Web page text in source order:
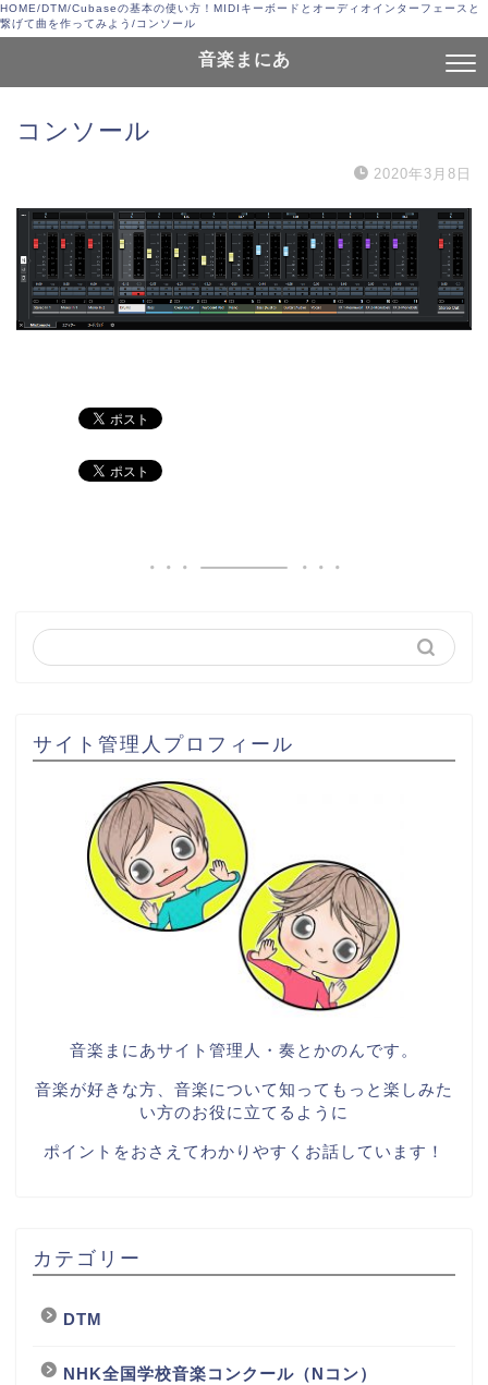
HOME/DTM/Cubaseの基本の使い方！MIDIキーボードとオーディオインターフェースと
繋げて曲を作ってみよう /コンソール
音楽まにあ
コンソール
2020年3月8日
サイト管理人プロフィール
音楽まにあサイト管理人・奏とかのんです。
音楽が好きな方、音楽について知ってもっと楽しみた
い方のお役に立てるように
ポイントをおさえてわかりやすくお話しています！
カテゴリー
DTM
NHK全国学校音楽コンクール（Nコン）